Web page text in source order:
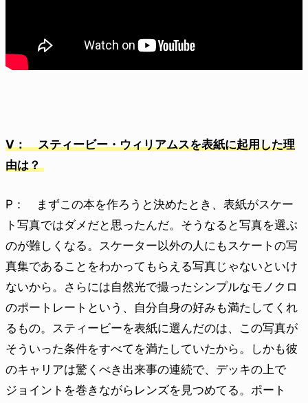
V： スティービー・ウィリアムスを表紙に起用した理
由は？
P： まずこの本を作ろうと決めたとき、表紙がスケー
ト写真ではダメだと思ったんだ。そうなると写真を選ぶ
のが難しくなる。スケーター以外の人にもスケートの写
真集であることをわかってもらえる写真じゃないといけ
ないから。さらには自然光で撮ったシンプルなモノクロ
のポートレートという、自分自身の好みも満たしてくれ
るもの。スティービーを表紙に選んだのは、この写真が
そういった条件をすべてを満たしていたから。しかも彼
のキャリアは驚くべき出来事の連続で、デッキの上で
ジョイントを巻きながらレンズを見つめてる。ポート